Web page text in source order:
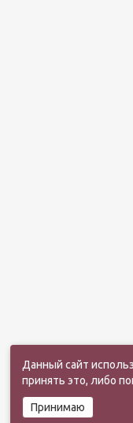
Данный сайт
принять это, либо
Принимаю